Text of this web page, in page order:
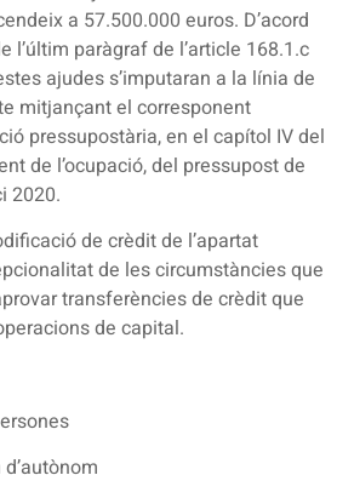
a 57.500.000 euros. D’acord
l’últim paràgraf de l’article 168.1.c
ajudes s’imputaran a la línia de
mitjançant el corresponent
pressupostària, en el capítol IV del
de l’ocupació, del pressupost de
2020.
de crèdit de l’apartat
de les circumstàncies que
transferències de crèdit que
de capital.